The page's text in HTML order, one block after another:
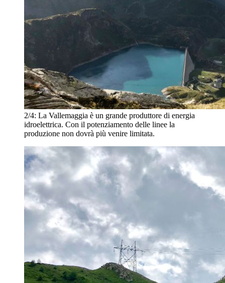
2/4: La Vallemaggia è un grande produttore di energia
idroelettrica. Con il potenziamento delle linee la
produzione non dovrà più venire limitata.